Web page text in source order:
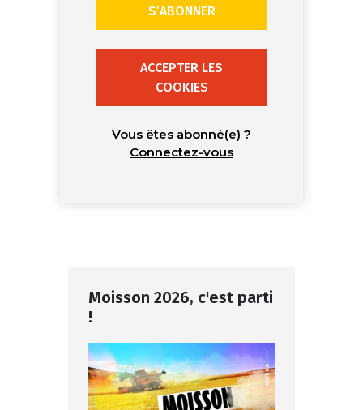
S’ABONNER
ACCEPTER LES
COOKIES
Vous êtes abonné(e) ?
Connectez-vous
Moisson 2026, c'est parti
!